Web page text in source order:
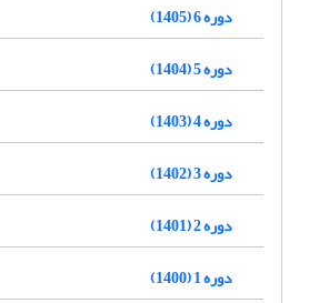
دوره 6 (1405)
دوره 5 (1404)
دوره 4 (1403)
دوره 3 (1402)
دوره 2 (1401)
دوره 1 (1400)